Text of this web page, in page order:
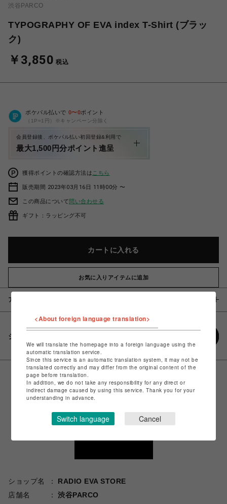
渋谷PARCO
TYPOGRAPHY OF EVA index T-Shirt (ブラッ
ク)
￥3,850 税込
ポケパル払いで 0〜0ポイント
（1P=1円）※キャンペーン分除く
会員登録後、ポケパル払い初回登録&利用で
最大1,500円分ポイント進呈
獲得ポイントの確認方法は こちら
販売期間 2023年03月16日 11時00分 〜
この商品について問い合わせる
ギフト：ラッピング不可
カートに入れる
お気に入りアイテムに追加
アイテム説明 / 素材
シェアする
ショップ名
RADIO EVA STORE
店舗名
渋谷PARCO
<About foreign language translation>
We will translate the homepage into a foreign language using the
automatic translation service.
Since this service is an automatic translation system, it may not be
translated correctly and may differ from the original content of the
page before translation.
In addition, we do not take any responsibility for any direct or
indirect damage caused by using this service. Thank you for your
understanding in advance.
Switch language Cancel